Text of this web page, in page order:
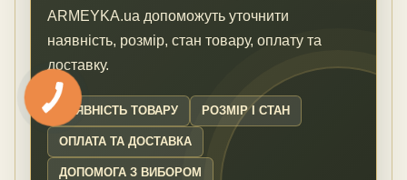
ARMEYKA.ua допоможуть уточнити
наявність, розмір, стан товару, оплату та
доставку.
НАЯВНІСТЬ ТОВАРУ РОЗМІР І СТАН
ОПЛАТА ТА ДОСТАВКА
ДОПОМОГА З ВИБОРОМ